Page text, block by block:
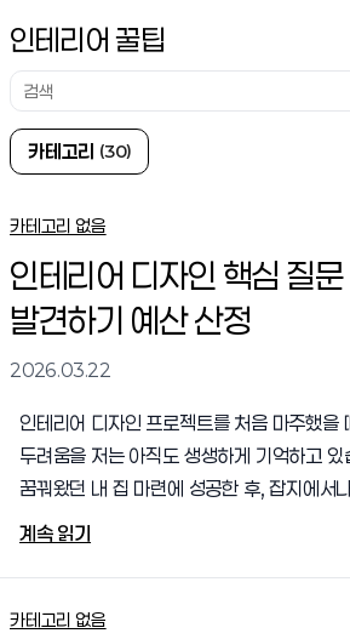
인테리어 꿀팁
검
색
카
테
고
리
카테고리 (30)
카테고리 없음
인테리어 디자인 핵심 질
발견하기 예산 산정
2026.03.22
인테리어 디자인 프로젝트를 처음 마주했을
두려움을 저는 아직도 생생하게 기억하고
꿈꿔왔던 내 집 마련에 성공한 후, 잡지에서
공간을 완성하겠다는 벅찬 기대감으로 시작
다름없었습니다. 벽지 하나, 조명 하나를 고
선택의 연속이었고, 한정된 예산 안에서 끝없
계속 읽기
카테고리 없음